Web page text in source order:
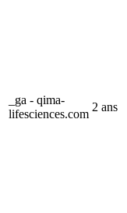
_ga - qima-
lifesciences.com
2 ans